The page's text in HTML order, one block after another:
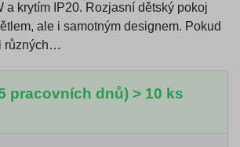
a krytím IP20. Rozjasní dětský pokoj
ale i samotným designem. Pokud
různých…
pracovních dnů) > 10 ks